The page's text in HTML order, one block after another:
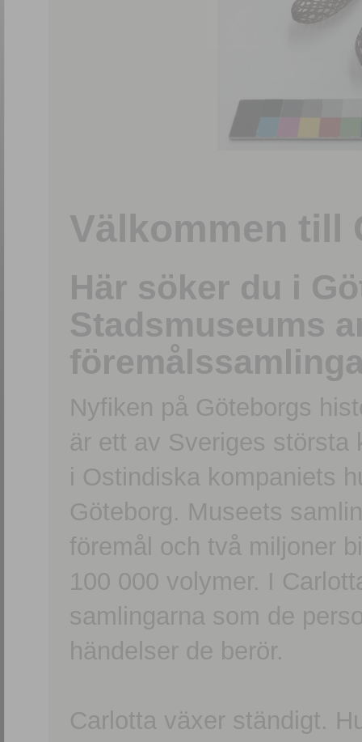
Välkommen till
Här söker du i
Stadsmuseums
Nyfiken på Göteborgs
är ett av Sveriges största
i Ostindiska kompaniets
Göteborg. Museets
föremål och två miljoner
100 000 volymer. I
samlingarna som de
händelser de berör.
Carlotta växer ständigt.